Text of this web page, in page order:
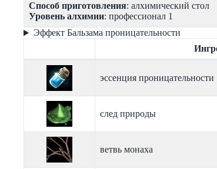
Способ приготовления: алхимический стол
Уровень алхимии: профессионал 1
Эффект Бальзама проницательности
эссенция проницательности
след природы
ветвь монаха